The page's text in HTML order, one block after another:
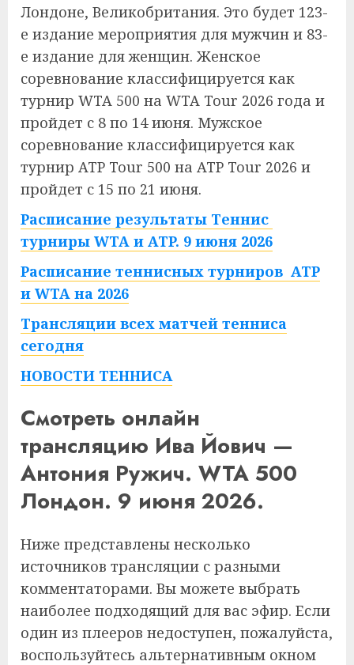
Лондоне, Великобритания. Это будет 123-
е издание мероприятия для мужчин и 83-
е издание для женщин. Женское
соревнование классифицируется как
турнир WTA 500 на WTA Tour 2026 года и
пройдет с 8 по 14 июня. Мужское
соревнование классифицируется как
турнир ATP Tour 500 на ATP Tour 2026 и
пройдет с 15 по 21 июня.
Расписание результаты Теннис
турниры WTA и ATP. 9 июня 2026
Расписание теннисных турниров ATP
и WTA на 2026
Трансляции всех матчей тенниса
сегодня
НОВОСТИ ТЕННИСА
Смотреть онлайн
трансляцию Ива Йович —
Антония Ружич. WTA 500
Лондон. 9 июня 2026.
Ниже представлены несколько
источников трансляции с разными
комментаторами. Вы можете выбрать
наиболее подходящий для вас эфир. Если
один из плееров недоступен, пожалуйста,
воспользуйтесь альтернативным окном